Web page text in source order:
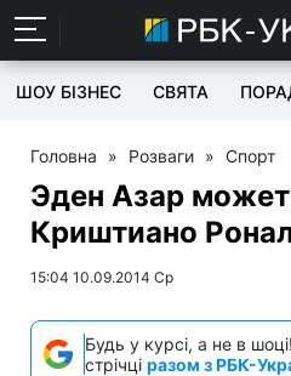
ШОУ БІЗНЕС СВЯТА
Головна » Розваги » Спорт
Эден Азар
Криштиано
15:04 10.09.2014 Ср
Будь у курсі, а не в
стрічці разом з РБК-